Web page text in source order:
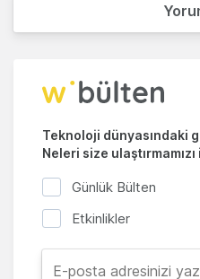
Teknoloji dünyasındaki
Neleri size
Günlük Bülten
Etkinlikler